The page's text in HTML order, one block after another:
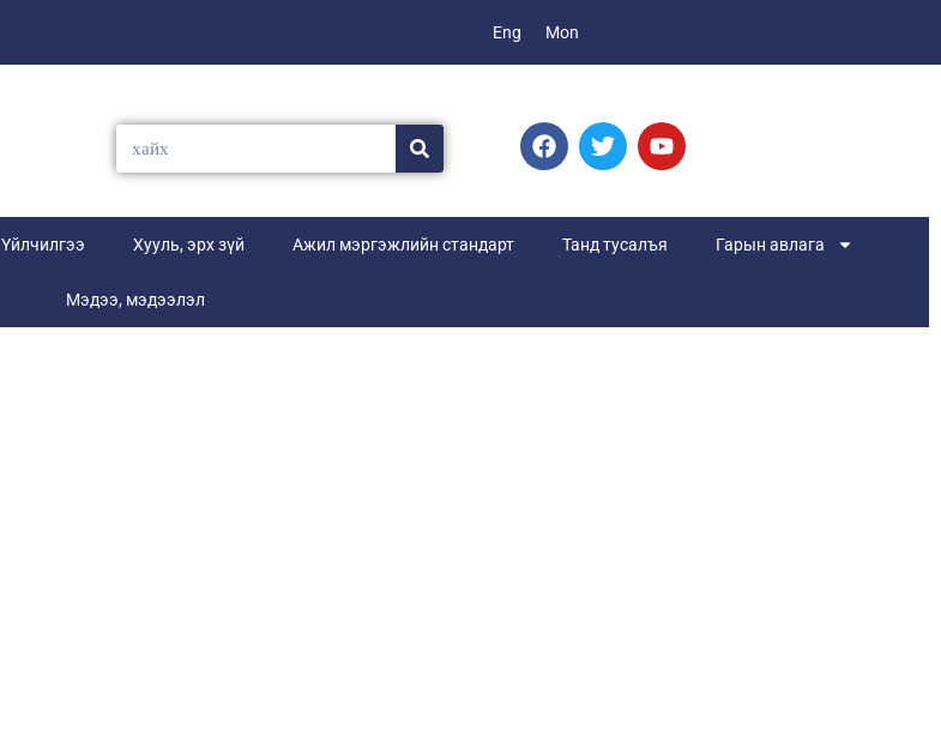
Eng Mon
Үйлчилгээ Хууль, эрх зүй Ажил мэргэжлийн стандарт Танд тусалъя Гарын авлага
Мэдээ, мэдээлэл